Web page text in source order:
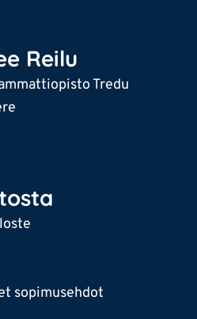
Reilu
Tredu
sopimusehdot